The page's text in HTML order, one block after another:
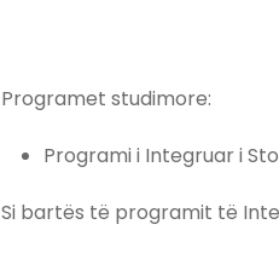
Programet studimore:
Programi i Integruar i
Si bartës të programit të